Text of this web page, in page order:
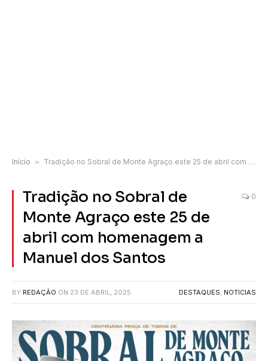
Início » Tradição no Sobral de Monte Agraço este 25 de abril com homenagem a Manuel dos Santos
Tradição no Sobral de
Monte Agraço este 25 de
abril com homenagem a
Manuel dos Santos
0
BY REDAÇÃO ON 23 DE ABRIL, 2025 DESTAQUES, NOTICIAS